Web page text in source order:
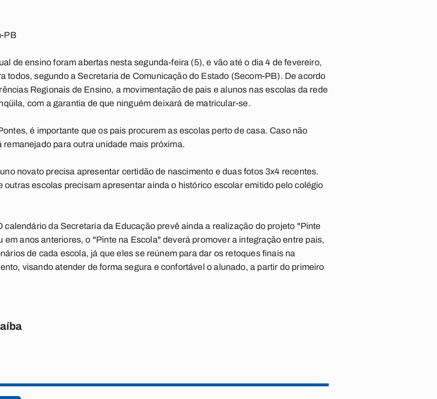
PB
de ensino foram abertas nesta segunda-feira (5), e vão até o dia 4 de fevereiro,
todos, segundo a Secretaria de Comunicação do Estado (Secom-PB). De acordo
Regionais de Ensino, a movimentação de pais e alunos nas escolas da rede
com a garantia de que ninguém deixará de matricular-se.
é importante que os pais procurem as escolas perto de casa. Caso não
remanejado para outra unidade mais próxima.
novato precisa apresentar certidão de nascimento e duas fotos 3x4 recentes.
outras escolas precisam apresentar ainda o histórico escolar emitido pelo colégio
calendário da Secretaria da Educação prevê ainda a realização do projeto "Pinte
em anos anteriores, o "Pinte na Escola" deverá promover a integração entre pais,
de cada escola, já que eles se reúnem para dar os retoques finais na
visando atender de forma segura e confortável o alunado, a partir do primeiro